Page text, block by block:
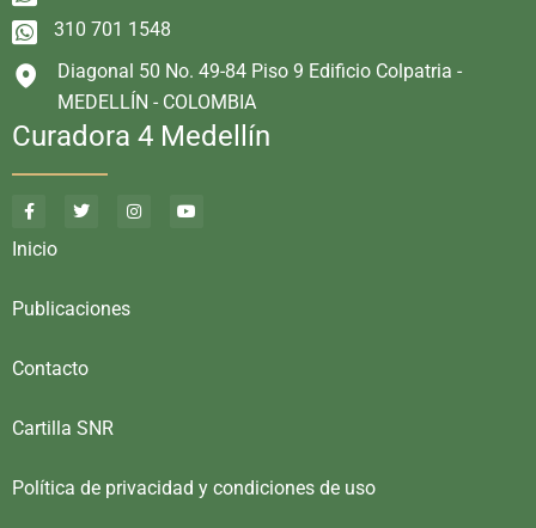
310 701 1548
Diagonal 50 No. 49-84 Piso 9 Edificio Colpatria -
MEDELLÍN - COLOMBIA
Curadora 4 Medellín
Inicio
Publicaciones
Contacto
Cartilla SNR
Política de privacidad y condiciones de uso